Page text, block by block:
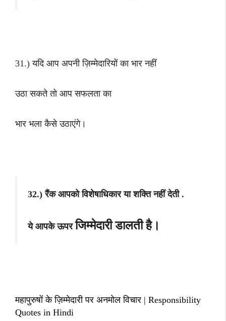
31.) यदि आप अपनी ज़िम्मेदारियों का भार नहीं
उठा सकते तो आप सफलता का
भार भला कैसे उठाएंगे।
32.) रैंक आपको विशेषाधिकार या शक्ति नहीं देती .
ये आपके ऊपर जिम्मेदारी डालती है।
महापुरुषों के ज़िम्मेदारी पर अनमोल विचार | Responsibility
Quotes in Hindi